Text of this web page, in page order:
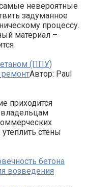
невероятные
задуманное
процессу.
материал –
(ППУ)
ремонтАвтор: Paul
приходится
владельцам
стены
бетона
возведения